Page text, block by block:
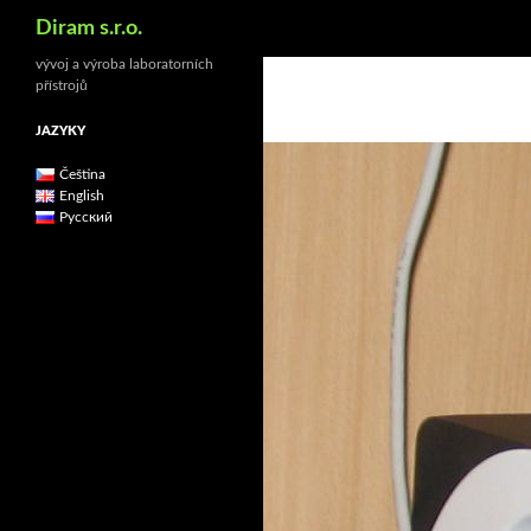
Diram s.r.o.
vývoj a výroba laboratorních
přístrojů
JAZYKY
Čeština
English
Русский